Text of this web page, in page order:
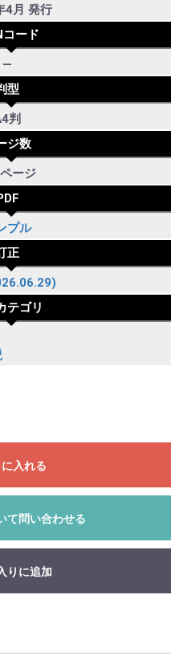
4月 発行
コード
―
型
判
ジ数
ージ
プル
正
テゴリ
入れる
て問い合わせる
りに追加